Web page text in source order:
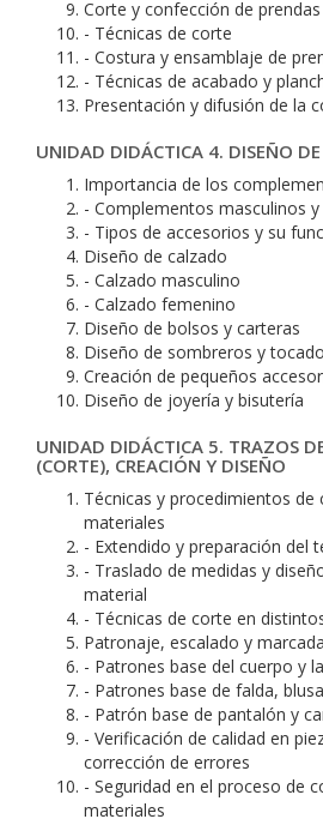
Corte y confección de prendas
- Técnicas de corte
- Costura y ensamblaje de
- Técnicas de acabado y
Presentación y difusión de la
UNIDAD DIDÁCTICA 4. DISEÑO
Importancia de los
- Complementos masculinos
- Tipos de accesorios y su
Diseño de calzado
- Calzado masculino
- Calzado femenino
Diseño de bolsos y carteras
Diseño de sombreros y
Creación de pequeños
Diseño de joyería y bisutería
UNIDAD DIDÁCTICA 5. TRAZOS
(CORTE), CREACIÓN Y DISEÑO
Técnicas y procedimientos de
materiales
- Extendido y preparación del
- Traslado de medidas y
material
- Técnicas de corte en
Patronaje, escalado y
- Patrones base del cuerpo y
- Patrones base de falda,
- Patrón base de pantalón y
- Verificación de calidad en
corrección de errores
- Seguridad en el proceso de
materiales